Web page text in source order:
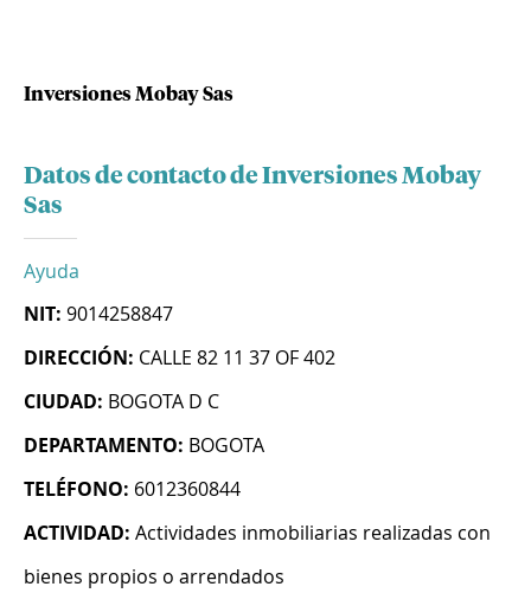
Inversiones Mobay Sas
Datos de contacto de Inversiones Mobay
Sas
Ayuda
NIT: 9014258847
DIRECCIÓN: CALLE 82 11 37 OF 402
CIUDAD: BOGOTA D C
DEPARTAMENTO: BOGOTA
TELÉFONO: 6012360844
ACTIVIDAD: Actividades inmobiliarias realizadas con
bienes propios o arrendados